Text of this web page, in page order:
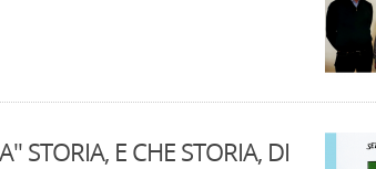
STORIA, E CHE STORIA, DI